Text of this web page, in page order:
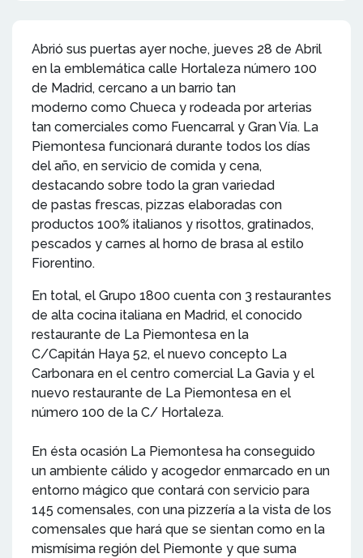
Abrió sus puertas ayer noche, jueves 28 de Abril
en la emblemática calle Hortaleza número 100
de Madrid, cercano a un barrio tan
moderno como Chueca y rodeada por arterias
tan comerciales como Fuencarral y Gran Vía. La
Piemontesa funcionará durante todos los días
del año, en servicio de comida y cena,
destacando sobre todo la gran variedad
de pastas frescas, pizzas elaboradas con
productos 100% italianos y risottos, gratinados,
pescados y carnes al horno de brasa al estilo
Fiorentino.
En total, el Grupo 1800 cuenta con 3 restaurantes
de alta cocina italiana en Madrid, el conocido
restaurante de La Piemontesa en la
C/Capitán Haya 52, el nuevo concepto La
Carbonara en el centro comercial La Gavia y el
nuevo restaurante de La Piemontesa en el
número 100 de la C/ Hortaleza.
En ésta ocasión La Piemontesa ha conseguido
un ambiente cálido y acogedor enmarcado en un
entorno mágico que contará con servicio para
145 comensales, con una pizzería a la vista de los
comensales que hará que se sientan como en la
mismísima región del Piemonte y que suma